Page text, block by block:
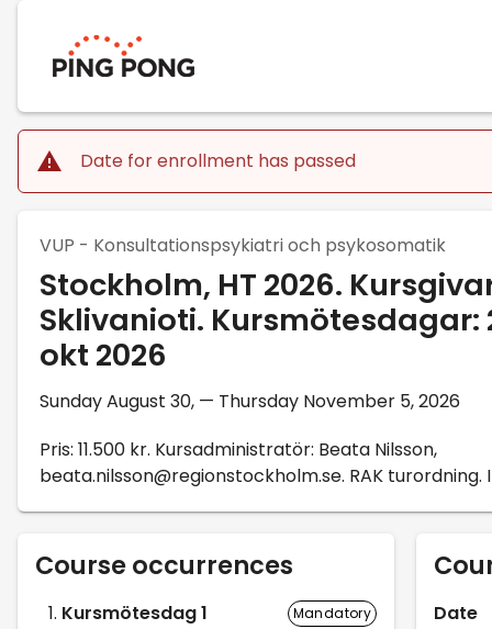
Date for enrollment has passed
VUP - Konsultationspsykiatri och psykosomatik
Stockholm, HT 2026.
Sklivanioti. Kursmötesdagar:
okt 2026
Sunday August 30, — Thursday November 5, 2026
Pris: 11.500 kr. Kursadministratör: Beata Nilsson,
beata.nilsson@regionstockholm.se. RAK turordning.
Course occurrences
Kursmötesdag 1 Mandatory
Date